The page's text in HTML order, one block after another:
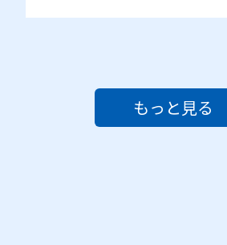
パラスポーツをする・はじめる
もっと見る